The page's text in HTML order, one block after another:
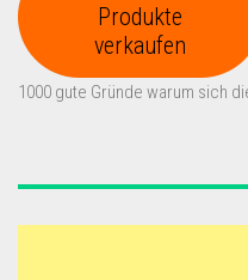
Produkte
verkaufen
1000 gute Gründe warum sich